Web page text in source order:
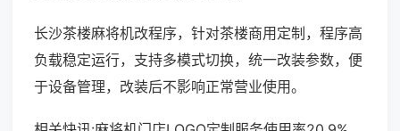
长沙茶楼麻将机改程序，针对茶楼商用定制，程序高
负载稳定运行，支持多模式切换，统一改装参数，便
于设备管理，改装后不影响正常营业使用。